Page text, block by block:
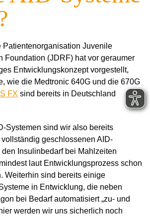
Patientenorganisation Juvenile
Foundation (JDRF) hat vor geraumer
Entwicklungskonzept vorgestellt,
wie die Medtronic 640G und die 670G
FX sind bereits in Deutschland
Systemen sind wir also bereits
geschlossenen AID-
Insulinbedarf bei Mahlzeiten
laut Entwicklungsprozess schon
Weiterhin sind bereits einige
in Entwicklung, die neben
bei Bedarf automatisiert „zu- und
werden wir uns sicherlich noch